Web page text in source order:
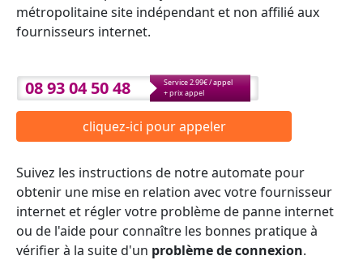
métropolitaine site indépendant et non affilié aux
fournisseurs internet.
08 93 04 50 48
Service 2.99€ / appel
+ prix appel
cliquez-ici pour appeler
Suivez les instructions de notre automate pour
obtenir une mise en relation avec votre fournisseur
internet et régler votre problème de panne internet
ou de l'aide pour connaître les bonnes pratique à
vérifier à la suite d'un problème de connexion.